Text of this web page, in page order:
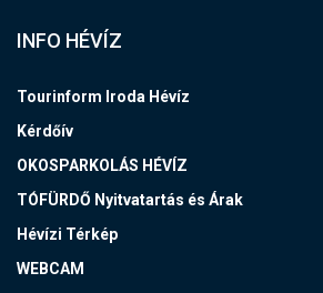
INFO HÉVÍZ
Tourinform Iroda Hévíz
Kérdőív
OKOSPARKOLÁS HÉVÍZ
TÓFÜRDŐ Nyitvatartás és Árak
Hévízi Térkép
WEBCAM